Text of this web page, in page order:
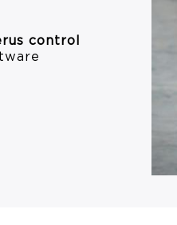
control